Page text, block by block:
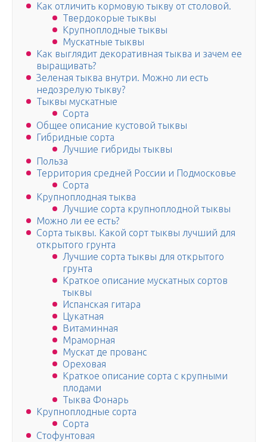
Как отличить кормовую тыкву от столовой.
Твердокорые тыквы
Крупноплодные тыквы
Мускатные тыквы
Как выглядит декоративная тыква и зачем ее
выращивать?
Зеленая тыква внутри. Можно ли есть
недозрелую тыкву?
Тыквы мускатные
Сорта
Общее описание кустовой тыквы
Гибридные сорта
Лучшие гибриды тыквы
Польза
Территория средней России и Подмосковье
Сорта
Крупноплодная тыква
Лучшие сорта крупноплодной тыквы
Можно ли ее есть?
Сорта тыквы. Какой сорт тыквы лучший для
открытого грунта
Лучшие сорта тыквы для открытого
грунта
Краткое описание мускатных сортов
тыквы
Испанская гитара
Цукатная
Витаминная
Мраморная
Мускат де прованс
Ореховая
Краткое описание сорта с крупными
плодами
Тыква Фонарь
Крупноплодные сорта
Сорта
Стофунтовая